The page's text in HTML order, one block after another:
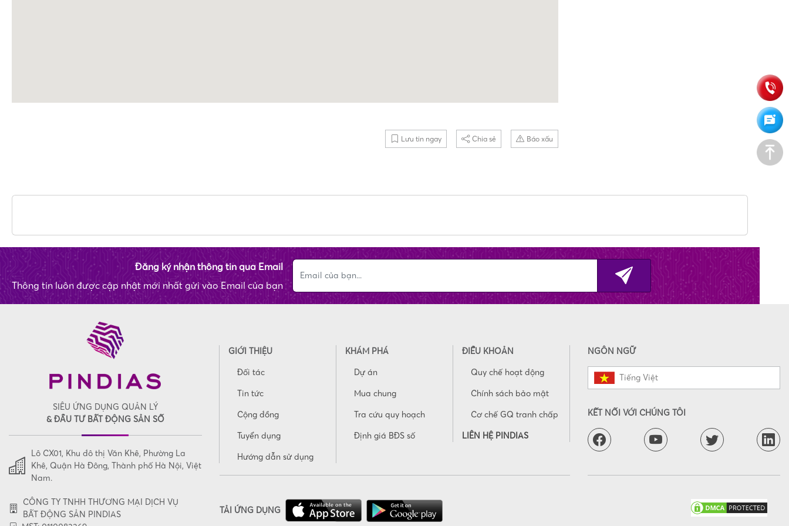
Lưu tin ngay Chia sẻ Báo xấu
Đăng ký nhận thông tin qua Email
Thông tin luôn được cập nhật mới nhất gửi vào Email của bạn
GIỚI THIỆU
Đối tác
Tin tức
Cộng đồng
Tuyển dụng
Hướng dẫn sử dụng
KHÁM PHÁ
Dự án
Mua chung
Tra cứu quy hoạch
Định giá BĐS số
ĐIỀU KHOẢN
Quy chế hoạt động
Chính sách bảo mật
Cơ chế GQ tranh chấp
LIÊN HỆ PINDIAS
TẢI ỨNG DỤNG
SIÊU ỨNG DỤNG QUẢN LÝ
& ĐẦU TƯ BẤT ĐỘNG SẢN SỐ
Lô CX01, Khu đô thị Văn Khê, Phường La
Khê, Quận Hà Đông, Thành phố Hà Nội, Việt
Nam.
CÔNG TY TNHH THƯƠNG MẠI DỊCH VỤ
BẤT ĐỘNG SẢN PINDIAS
NGÔN NGỮ
Tiếng Việt
KẾT NỐI VỚI CHÚNG TÔI